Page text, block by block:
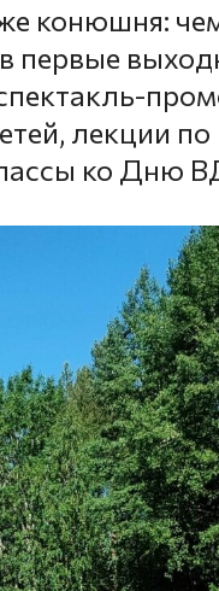
конюшня:
первые
лекции по
ко Дню